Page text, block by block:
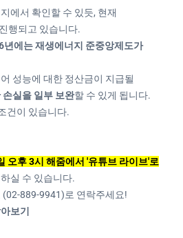
에서 확인할 수 있듯, 현재
행되고 있습니다.
년에는 재생에너지 준중앙제도가
성능에 대한 정산금이 지급될
실을 일부 보완할 수 있게 됩니다.
건이 있습니다.
오후 3시 해줌에서 '유튜브 라이브'로
실 수 있습니다.
889-9941)로 연락주세요!
보기